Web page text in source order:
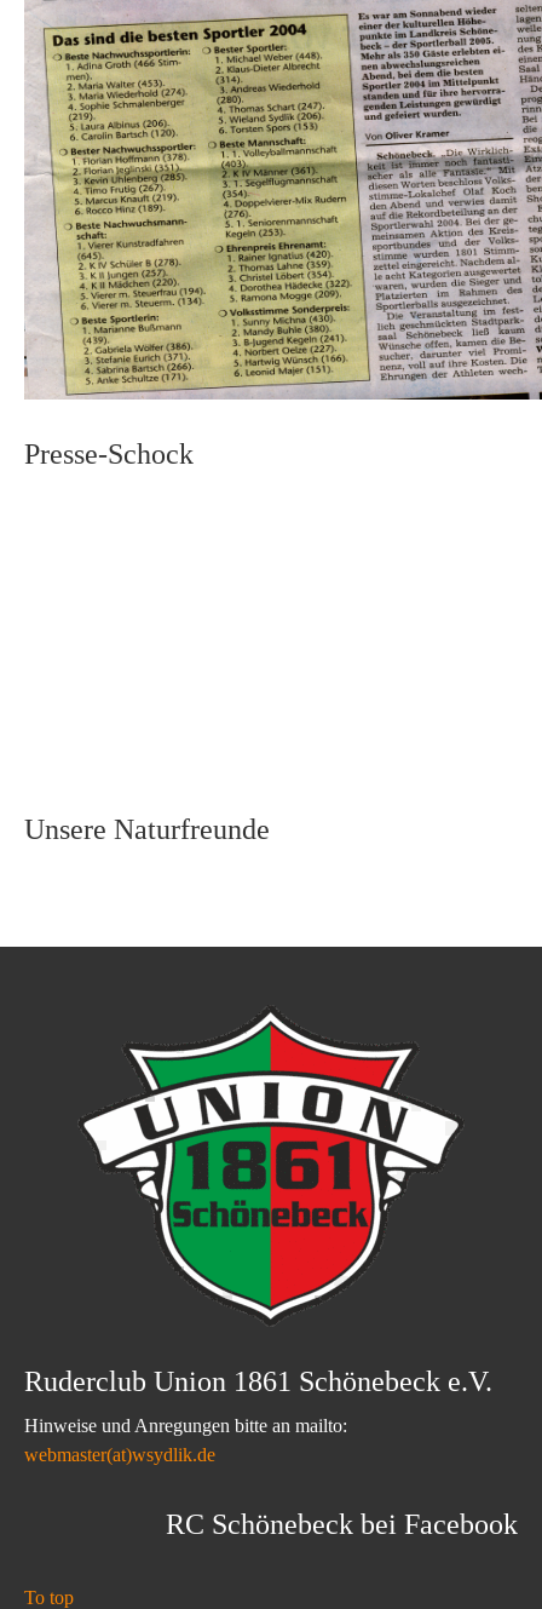
Presse-Schock
Unsere Naturfreunde
Ruderclub Union 1861 Schönebeck e.V.
Hinweise und Anregungen bitte an mailto:
webmaster(at)wsydlik.de
RC Schönebeck bei Facebook
To top